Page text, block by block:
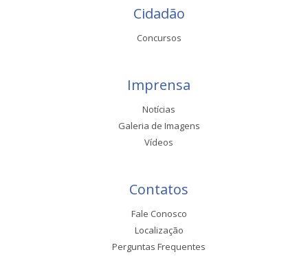
Cidadão
Concursos
Imprensa
Notícias
Galeria de Imagens
Vídeos
Contatos
Fale Conosco
Localização
Perguntas Frequentes